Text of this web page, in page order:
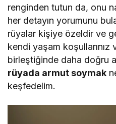
renginden tutun da, onu
her detayın yorumunu
rüyalar kişiye özeldir ve
kendi yaşam koşullarınız
birleştiğinde daha doğru
rüyada armut soymak
keşfedelim.